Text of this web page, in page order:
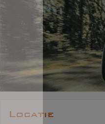
Locatie